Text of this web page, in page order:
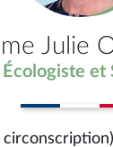
Julie
Écologiste et